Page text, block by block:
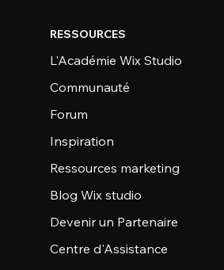
RESSOURCES
L'Académie Wix Studio
Communauté
Forum
Inspiration
Ressources marketing
Blog Wix studio
Devenir un Partenaire
Centre d'Assistance